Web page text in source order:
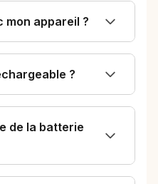
mon appareil ?
?
de la batterie